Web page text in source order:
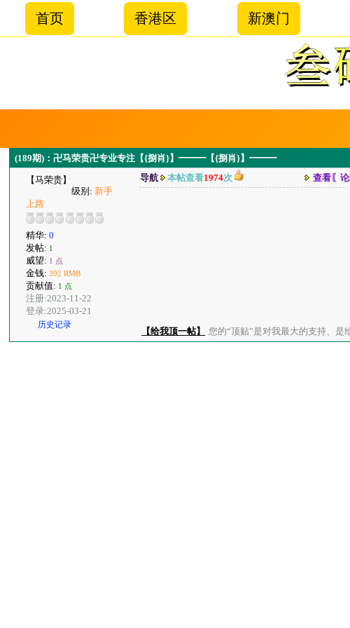
首页 香港区 新澳门
(189期)：卍马荣贵卍专业专注【{捌肖}】━━━【{捌肖}】━━━
【马荣贵】
级别: 新手
上路
精华:0
发帖: 1
威望: 1 点
金钱:392 RMB
贡献值: 1 点
注册:2023-11-22
登录:2025-03-21
历史记录
导航 本帖查看1974次 查看〖论
【给我顶一帖】 您的“顶贴”是对我最大的支持、是